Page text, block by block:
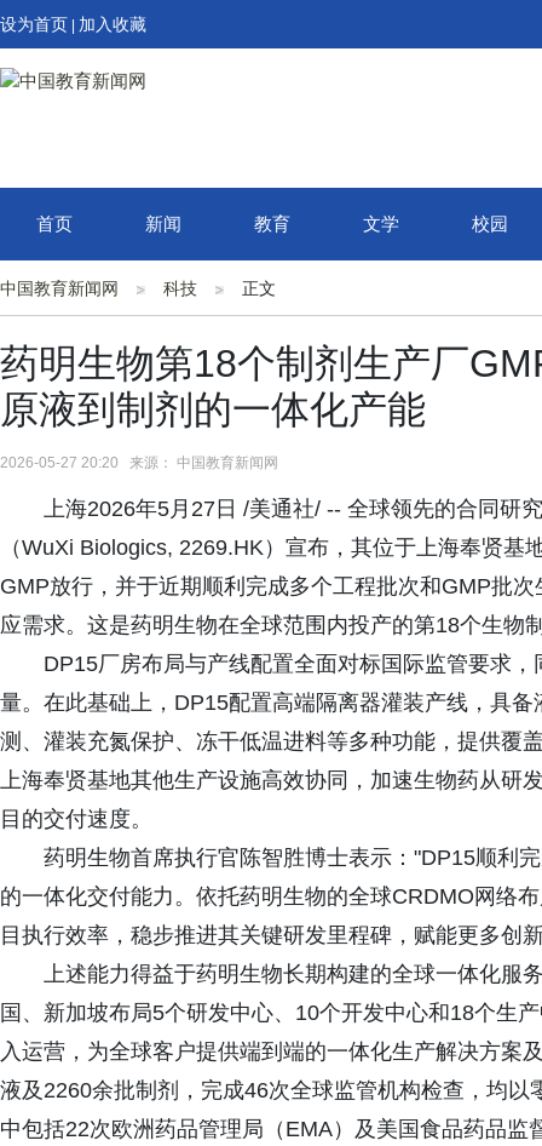
设为首页 加入收藏
首页 新闻 教育 文学 校园
中国教育新闻网 科技 正文
药明生物第18个制剂生产厂
原液到制剂的一体化产能
2026-05-27 20:20 来源： 中国教育新闻网
上海2026年5月27日 /美通社/ -- 全球领先的合同研
（WuXi Biologics, 2269.HK）宣布，其位于上海奉贤
GMP放行，并于近期顺利完成多个工程批次和GMP批
应需求。这是药明生物在全球范围内投产的第18个生物
DP15厂房布局与产线配置全面对标国际监管要求
量。在此基础上，DP15配置高端隔离器灌装产线，具
测、灌装充氮保护、冻干低温进料等多种功能，提供覆
上海奉贤基地其他生产设施高效协同，加速生物药从研
目的交付速度。
药明生物首席执行官陈智胜博士表示："DP15顺利
的一体化交付能力。依托药明生物的全球CRDMO网络
目执行效率，稳步推进其关键研发里程碑，赋能更多创
上述能力得益于药明生物长期构建的全球一体化服
国、新加坡布局5个研发中心、10个开发中心和18个生
入运营，为全球客户提供端到端的一体化生产解决方案
液及2260余批制剂，完成46次全球监管机构检查，均
中包括22次欧洲药品管理局（EMA）及美国食品药品